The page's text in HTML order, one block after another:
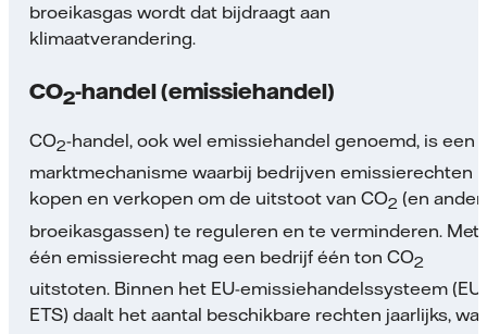
broeikasgas wordt dat bijdraagt aan
klimaatverandering.
CO2-handel (emissiehandel)
CO2-handel, ook wel emissiehandel genoemd, is een
marktmechanisme waarbij bedrijven emissierechten
kopen en verkopen om de uitstoot van CO2 (en
broeikasgassen) te reguleren en te verminderen. Met
één emissierecht mag een bedrijf één ton CO2
uitstoten. Binnen het EU-emissiehandelssysteem (EU
ETS) daalt het aantal beschikbare rechten jaarlijks, wat